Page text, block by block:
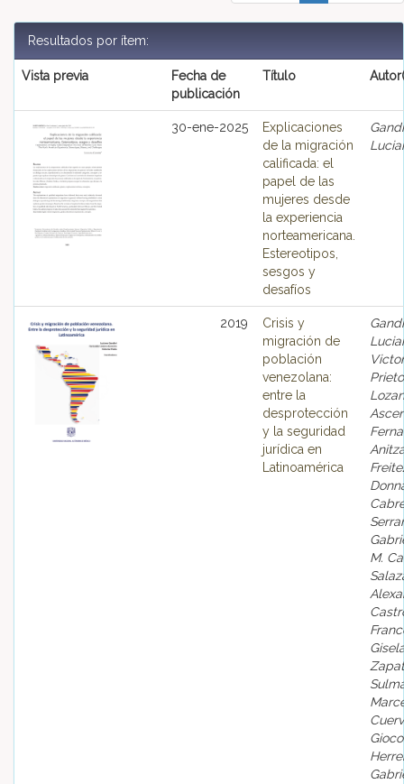
Resultados por ítem:
Vista previa
Fecha de
publicación
Título
30-ene-2025
Explicaciones
de la migración
calificada: el
papel de las
mujeres desde
la experiencia
norteamericana.
Estereotipos,
sesgos y
desafíos
2019
Crisis y
migración de
población
venezolana:
entre la
desprotección
y la seguridad
jurídica en
Latinoamérica
M.